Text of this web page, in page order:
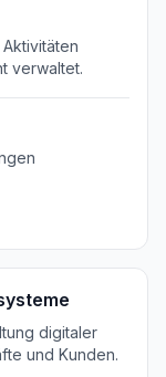
verwaltet.
digitaler
und Kunden.